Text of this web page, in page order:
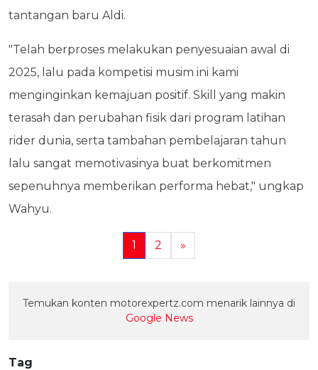
tantangan baru Aldi.
"Telah berproses melakukan penyesuaian awal di
2025, lalu pada kompetisi musim ini kami
menginginkan kemajuan positif. Skill yang makin
terasah dan perubahan fisik dari program latihan
rider dunia, serta tambahan pembelajaran tahun
lalu sangat memotivasinya buat berkomitmen
sepenuhnya memberikan performa hebat," ungkap
Wahyu.
1 2 »
Temukan konten motorexpertz.com menarik lainnya di
Google News
Tag